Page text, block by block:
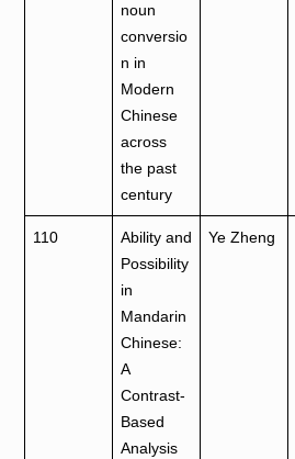
noun
conversio
n in
Modern
Chinese
across
the past
century
110
Ability and
Possibility
in
Mandarin
Chinese:
A
Contrast-
Based
Analysis
Ye Zheng